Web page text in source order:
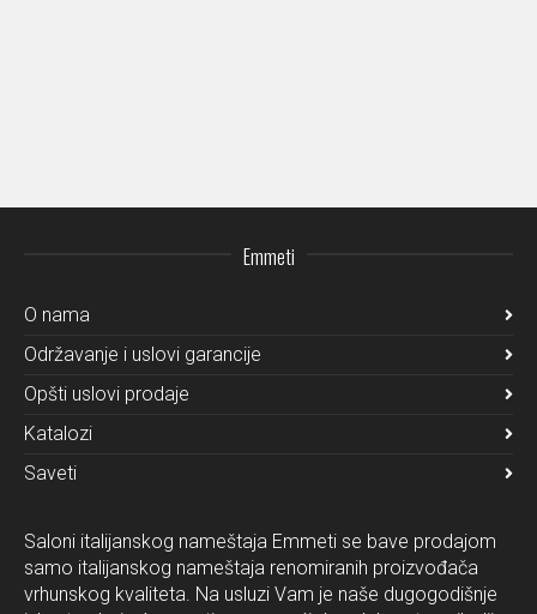
Emmeti
O nama
Održavanje i uslovi garancije
Opšti uslovi prodaje
Katalozi
Saveti
Saloni italijanskog nameštaja Emmeti se bave prodajom
samo italijanskog nameštaja renomiranih proizvođača
vrhunskog kvaliteta. Na usluzi Vam je naše dugogodišnje